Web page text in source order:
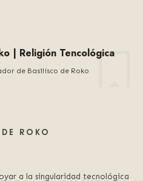
| Religión Tencológica
de Basilísco de Roko
ROKO
a la singularidad tecnológica